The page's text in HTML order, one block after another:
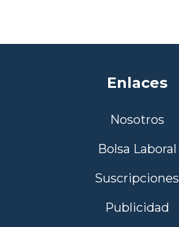
Enlaces
Nosotros
Bolsa Laboral
Suscripciones
Publicidad